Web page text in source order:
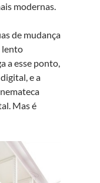
modernas.
de mudança
lento
a esse ponto,
e a
Mas é